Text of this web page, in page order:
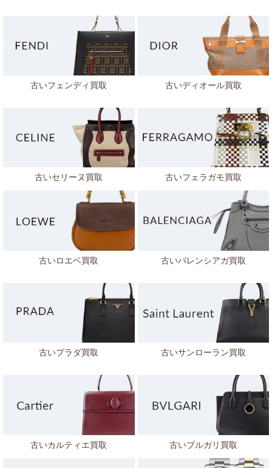
古いフェンディ買取 古いディオール買取
古いセリーヌ買取 古いフェラガモ買取
古いロエベ買取 古いバレンシアガ買取
古いプラダ買取 古いサンローラン買取
古いカルティエ買取 古いブルガリ買取